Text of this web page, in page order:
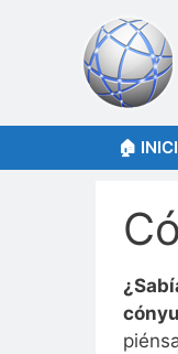
contenido
🏠